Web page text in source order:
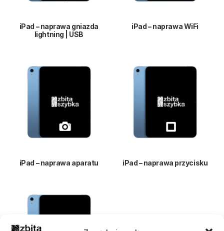
iPad – naprawa gniazda
lightning | USB
iPad – naprawa WiFi
iPad – naprawa aparatu iPad – naprawa przycisku